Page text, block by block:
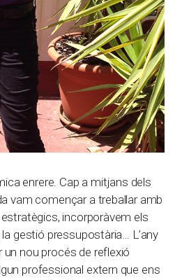
enrere. Cap a mitjans dels
vam començar a treballar amb
incorporàvem els
gestió pressupostària… L’any
nou procés de reflexió
professional extern que ens